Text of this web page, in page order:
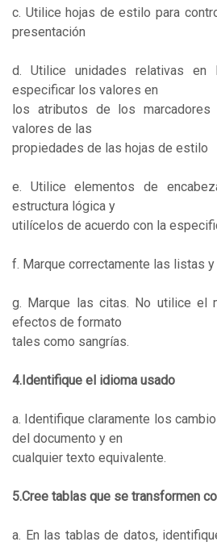
c. Utilice hojas de estilo para
presentación
d. Utilice unidades relativas en
especificar los valores en
los atributos de los
valores de las
propiedades de las hojas de estilo
e. Utilice elementos de
estructura lógica y
utilícelos de acuerdo con la
f. Marque correctamente las listas
g. Marque las citas. No utilice el
efectos de formato
tales como sangrías.
4.Identifique el idioma usado
a. Identifique claramente los
del documento y en
cualquier texto equivalente.
5.Cree tablas que se transformen
a. En las tablas de datos,